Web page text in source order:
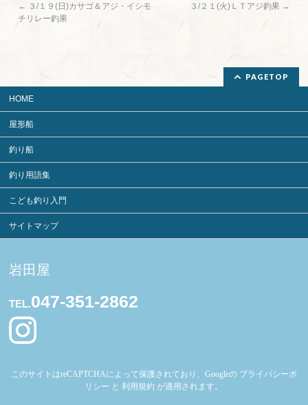
← ３/１９(日)カサゴ＆アジ・イシモ
チリレー釣果
３/２１(火)ＬＴアジ釣果 →
PAGETOP
HOME
屋形船
釣り船
釣り用語集
こども釣り入門
サイトマップ
岩田屋
TEL.047-351-2862
このサイトはreCAPTCHAによって保護されており、Googleの プライバシーポ
リシー と利用規約 が適用されます。